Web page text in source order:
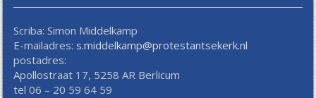
Scriba: Simon Middelkamp
E-mailadres: s.middelkamp@protestantsekerk.nl
postadres:
Apollostraat 17, 5258 AR Berlicum
tel 06 – 20 59 64 59